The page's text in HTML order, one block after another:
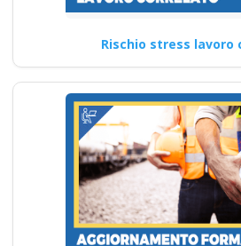
necessarie
operare in
Corso
Lavoro
Aggiuntivo
Edili 6 ore
RSPP interno:
responsabilità nel
aziendale per
Rischio stress lavoro